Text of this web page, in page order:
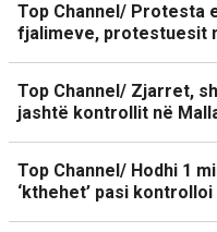
Top Channel/ Protesta
fjalimeve, protestuesit
Top Channel/ Zjarret,
jashtë kontrollit në
Top Channel/ Hodhi 1
‘kthehet’ pasi